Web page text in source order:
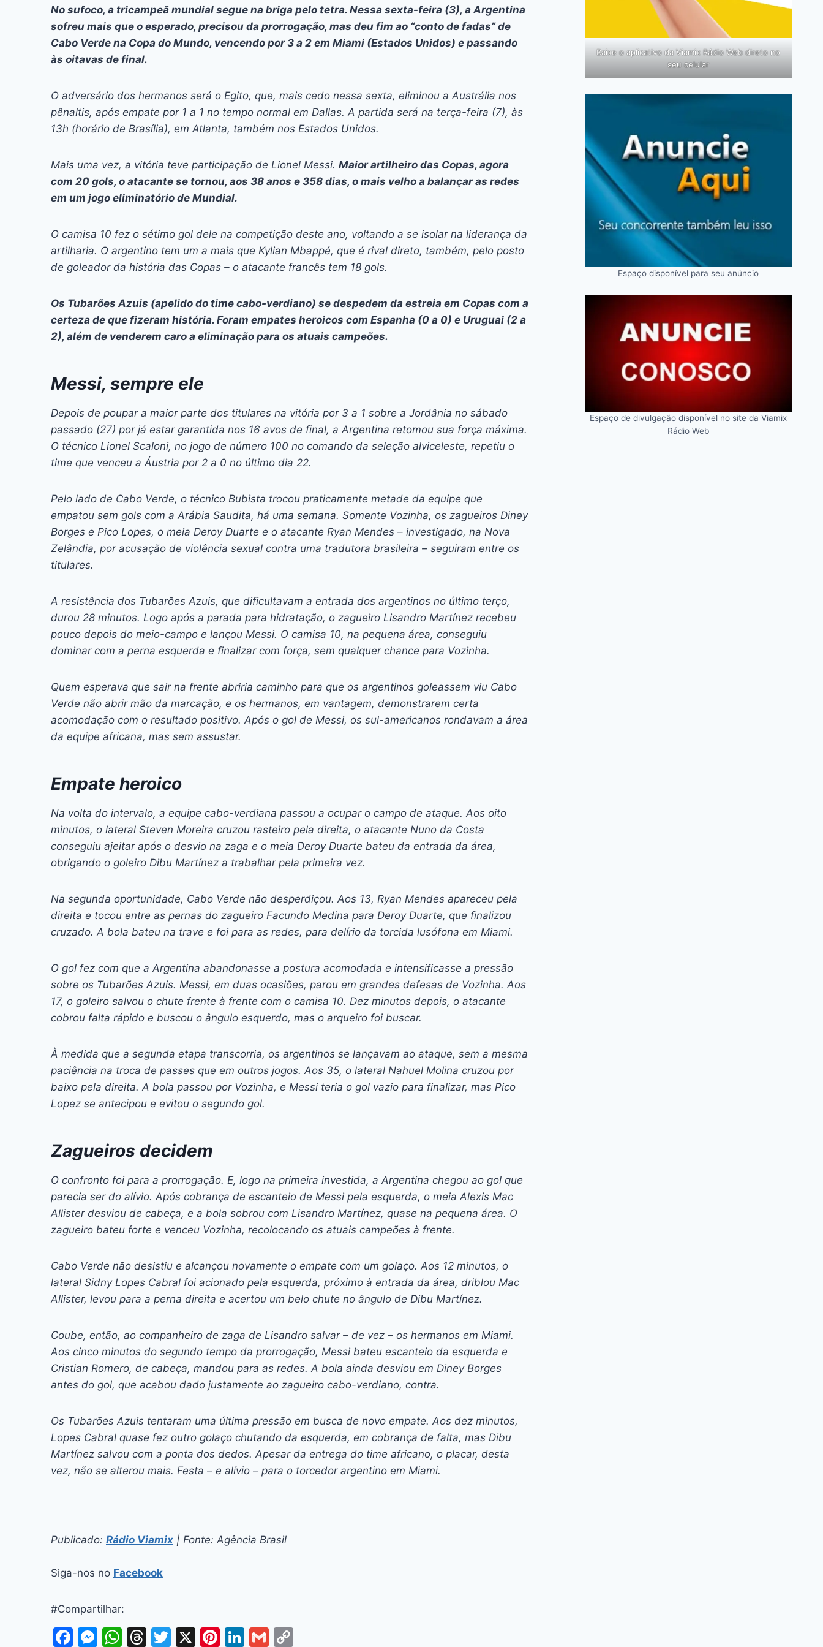
c
e
b
o
o
k
s
s
e
n
g
er
at
s
A
p
p
e
a
d
s
itt
er
er
e
st
k
e
dI
ai
l
p
y
Li
k
No sufoco, a tricampeã mundial segue na briga pelo tetra. Nessa sexta-feira (3), a Argentina
sofreu mais que o esperado, precisou da prorrogação, mas deu fim ao “conto de fadas” de
Cabo Verde na Copa do Mundo, vencendo por 3 a 2 em Miami (Estados Unidos) e passando
às oitavas de final.
O adversário dos hermanos será o Egito, que, mais cedo nessa sexta, eliminou a Austrália nos
pênaltis, após empate por 1 a 1 no tempo normal em Dallas. A partida será na terça-feira (7), às
13h (horário de Brasília), em Atlanta, também nos Estados Unidos.
Mais uma vez, a vitória teve participação de Lionel Messi. Maior artilheiro das Copas, agora
com 20 gols, o atacante se tornou, aos 38 anos e 358 dias, o mais velho a balançar as redes
em um jogo eliminatório de Mundial.
O camisa 10 fez o sétimo gol dele na competição deste ano, voltando a se isolar na liderança da
artilharia. O argentino tem um a mais que Kylian Mbappé, que é rival direto, também, pelo posto
de goleador da história das Copas – o atacante francês tem 18 gols.
Os Tubarões Azuis (apelido do time cabo-verdiano) se despedem da estreia em Copas com a
certeza de que fizeram história. Foram empates heroicos com Espanha (0 a 0) e Uruguai (2 a
2), além de venderem caro a eliminação para os atuais campeões.
Messi, sempre ele
Depois de poupar a maior parte dos titulares na vitória por 3 a 1 sobre a Jordânia no sábado
passado (27) por já estar garantida nos 16 avos de final, a Argentina retomou sua força máxima.
O técnico Lionel Scaloni, no jogo de número 100 no comando da seleção alviceleste, repetiu o
time que venceu a Áustria por 2 a 0 no último dia 22.
Pelo lado de Cabo Verde, o técnico Bubista trocou praticamente metade da equipe que
empatou sem gols com a Arábia Saudita, há uma semana. Somente Vozinha, os zagueiros Diney
Borges e Pico Lopes, o meia Deroy Duarte e o atacante Ryan Mendes – investigado, na Nova
Zelândia, por acusação de violência sexual contra uma tradutora brasileira – seguiram entre os
titulares.
A resistência dos Tubarões Azuis, que dificultavam a entrada dos argentinos no último terço,
durou 28 minutos. Logo após a parada para hidratação, o zagueiro Lisandro Martínez recebeu
pouco depois do meio-campo e lançou Messi. O camisa 10, na pequena área, conseguiu
dominar com a perna esquerda e finalizar com força, sem qualquer chance para Vozinha.
Quem esperava que sair na frente abriria caminho para que os argentinos goleassem viu Cabo
Verde não abrir mão da marcação, e os hermanos, em vantagem, demonstrarem certa
acomodação com o resultado positivo. Após o gol de Messi, os sul-americanos rondavam a área
da equipe africana, mas sem assustar.
Empate heroico
Na volta do intervalo, a equipe cabo-verdiana passou a ocupar o campo de ataque. Aos oito
minutos, o lateral Steven Moreira cruzou rasteiro pela direita, o atacante Nuno da Costa
conseguiu ajeitar após o desvio na zaga e o meia Deroy Duarte bateu da entrada da área,
obrigando o goleiro Dibu Martínez a trabalhar pela primeira vez.
Na segunda oportunidade, Cabo Verde não desperdiçou. Aos 13, Ryan Mendes apareceu pela
direita e tocou entre as pernas do zagueiro Facundo Medina para Deroy Duarte, que finalizou
cruzado. A bola bateu na trave e foi para as redes, para delírio da torcida lusófona em Miami.
O gol fez com que a Argentina abandonasse a postura acomodada e intensificasse a pressão
sobre os Tubarões Azuis. Messi, em duas ocasiões, parou em grandes defesas de Vozinha. Aos
17, o goleiro salvou o chute frente à frente com o camisa 10. Dez minutos depois, o atacante
cobrou falta rápido e buscou o ângulo esquerdo, mas o arqueiro foi buscar.
À medida que a segunda etapa transcorria, os argentinos se lançavam ao ataque, sem a mesma
paciência na troca de passes que em outros jogos. Aos 35, o lateral Nahuel Molina cruzou por
baixo pela direita. A bola passou por Vozinha, e Messi teria o gol vazio para finalizar, mas Pico
Lopez se antecipou e evitou o segundo gol.
Zagueiros decidem
O confronto foi para a prorrogação. E, logo na primeira investida, a Argentina chegou ao gol que
parecia ser do alívio. Após cobrança de escanteio de Messi pela esquerda, o meia Alexis Mac
Allister desviou de cabeça, e a bola sobrou com Lisandro Martínez, quase na pequena área. O
zagueiro bateu forte e venceu Vozinha, recolocando os atuais campeões à frente.
Cabo Verde não desistiu e alcançou novamente o empate com um golaço. Aos 12 minutos, o
lateral Sidny Lopes Cabral foi acionado pela esquerda, próximo à entrada da área, driblou Mac
Allister, levou para a perna direita e acertou um belo chute no ângulo de Dibu Martínez.
Coube, então, ao companheiro de zaga de Lisandro salvar – de vez – os hermanos em Miami.
Aos cinco minutos do segundo tempo da prorrogação, Messi bateu escanteio da esquerda e
Cristian Romero, de cabeça, mandou para as redes. A bola ainda desviou em Diney Borges
antes do gol, que acabou dado justamente ao zagueiro cabo-verdiano, contra.
Os Tubarões Azuis tentaram uma última pressão em busca de novo empate. Aos dez minutos,
Lopes Cabral quase fez outro golaço chutando da esquerda, em cobrança de falta, mas Dibu
Martínez salvou com a ponta dos dedos. Apesar da entrega do time africano, o placar, desta
vez, não se alterou mais. Festa – e alívio – para o torcedor argentino em Miami.
Publicado: Rádio Viamix | Fonte: Agência Brasil
Siga-nos no Facebook
#Compartilhar:
F
M W T
T
X
Pi Li G
Baixe o aplicativo da Viamix Rádio Web direto no
seu celular
Espaço disponível para seu anúncio
Espaço de divulgação disponível no site da Viamix
Rádio Web